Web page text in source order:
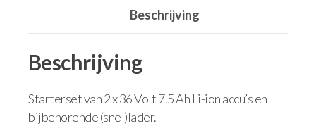
Beschrijving
Beschrijving
Starterset van 2 x 36 Volt 7.5 Ah Li-ion accu’s en
bijbehorende (snel)lader.